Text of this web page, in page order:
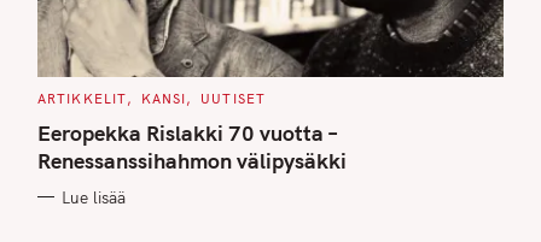
C
T
E
G
O
I
ARTIKKELIT KANSI UUTISET
Eeropekka Rislakki 70 vuotta –
Renessanssihahmon välipysäkki
Lue lisää